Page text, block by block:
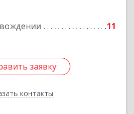
11
заявку
контакты
Подробнее
заявку
Назад